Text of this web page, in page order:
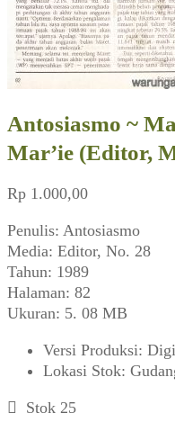
Antosiasmo ~
Mar’ie (Editor,
Rp 1.000,00
Penulis: Antosiasmo
Media: Editor, No. 28
Tahun: 1989
Halaman: 82
Ukuran: 5. 08 MB
Versi Produksi:
Lokasi Stok:
Stok 25